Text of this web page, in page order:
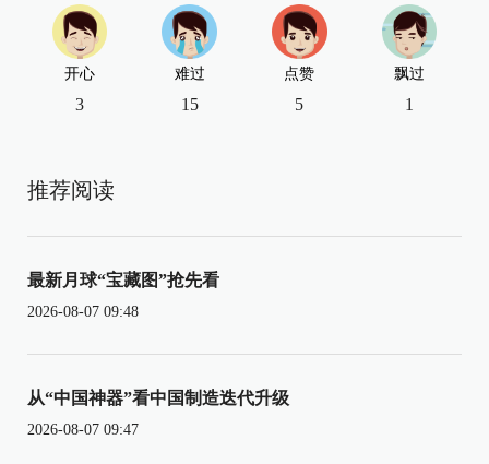
开心
3
难过
15
点赞
5
飘过
1
推荐阅读
最新月球“宝藏图”抢先看
2026-08-07 09:48
从“中国神器”看中国制造迭代升级
2026-08-07 09:47